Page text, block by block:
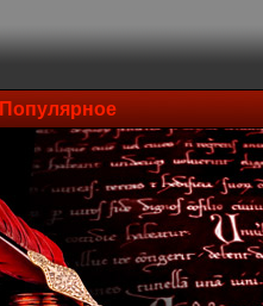
Популярное